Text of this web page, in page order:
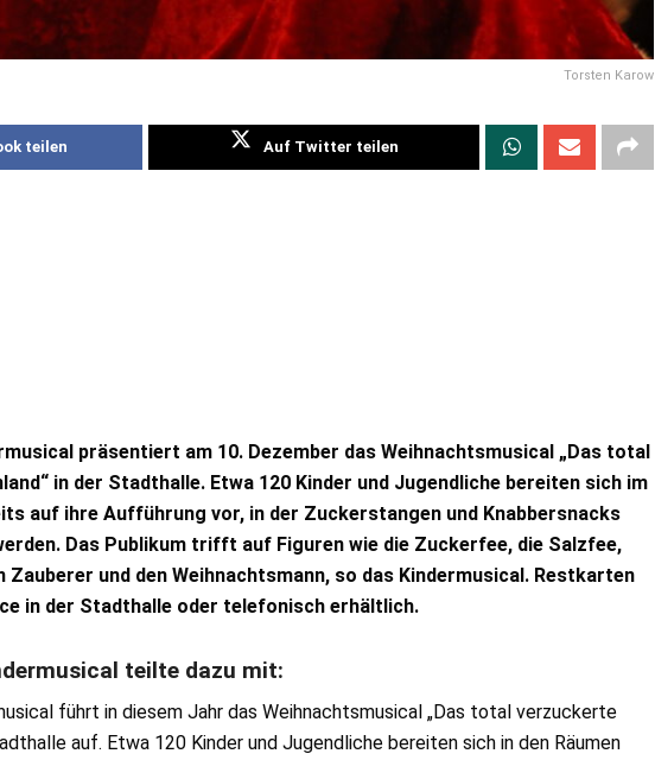
Torsten Karow
teilen Auf Twitter teilen
präsentiert am 10. Dezember das Weihnachtsmusical „Das total
in der Stadthalle. Etwa 120 Kinder und Jugendliche bereiten sich im
auf ihre Aufführung vor, in der Zuckerstangen und Knabbersnacks
Das Publikum trifft auf Figuren wie die Zuckerfee, die Salzfee,
Zauberer und den Weihnachtsmann, so das Kindermusical. Restkarten
in der Stadthalle oder telefonisch erhältlich.
teilte dazu mit:
führt in diesem Jahr das Weihnachtsmusical „Das total verzuckerte
auf. Etwa 120 Kinder und Jugendliche bereiten sich in den Räumen